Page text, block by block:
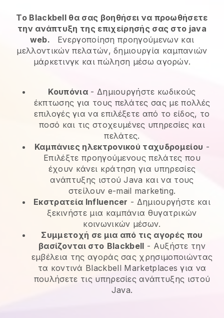
Το Blackbell θα σας βοηθήσει να προωθήσετε
την ανάπτυξη της επιχείρησής σας στο java
web.
Ενεργοποίηση προηγούμενων και
μελλοντικών πελατών, δημιουργία καμπανιών
μάρκετινγκ και πώληση μέσω αγορών.
Κουπόνια- Δημιουργήστε κωδικούς
έκπτωσης για τους πελάτες σας με πολλές
επιλογές για να επιλέξετε από το είδος, το
ποσό και τις στοχευμένες υπηρεσίες και
πελάτες.
Καμπάνιες ηλεκτρονικού ταχυδρομείου -
Επιλέξτε προηγούμενους πελάτες που
έχουν κάνει κράτηση για υπηρεσίες
ανάπτυξης ιστού Java και να τους
στείλουν e-mail marketing.
Εκστρατεία Influencer - Δημιουργήστε και
ξεκινήστε μια καμπάνια θυγατρικών
κοινωνικών μέσων.
Συμμετοχή σε μια από τις αγορές που
βασίζονται στο Blackbell - Αυξήστε την
εμβέλεια της αγοράς σας χρησιμοποιώντας
τα κοντινά Blackbell Marketplaces για να
πουλήσετε τις υπηρεσίες ανάπτυξης ιστού
Java.